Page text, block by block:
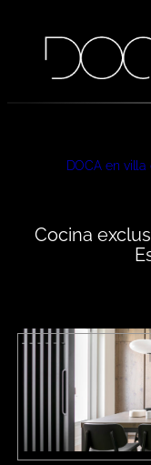
DOCA en
Cocina